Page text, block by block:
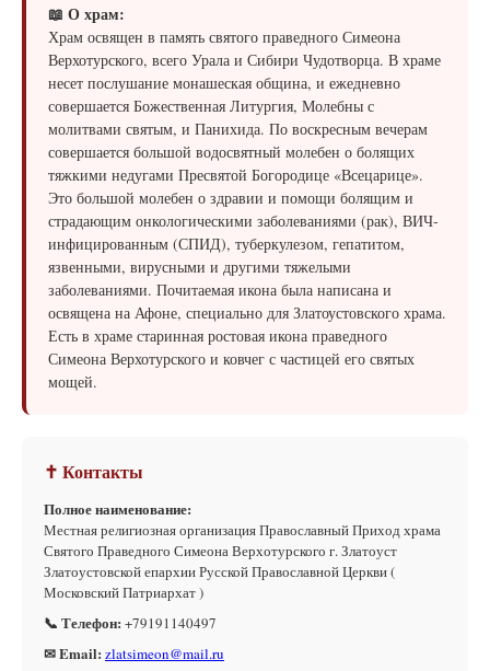
📖 О храм:
Храм освящен в память святого праведного Симеона
Верхотурского, всего Урала и Сибири Чудотворца. В храме
несет послушание монашеская община, и ежедневно
совершается Божественная Литургия, Молебны с
молитвами святым, и Панихида. По воскресным вечерам
совершается большой водосвятный молебен о болящих
тяжкими недугами Пресвятой Богородице «Всецарице».
Это большой молебен о здравии и помощи болящим и
страдающим онкологическими заболеваниями (рак), ВИЧ-
инфицированным (СПИД), туберкулезом, гепатитом,
язвенными, вирусными и другими тяжелыми
заболеваниями. Почитаемая икона была написана и
освящена на Афоне, специально для Златоустовского храма.
Есть в храме старинная ростовая икона праведного
Симеона Верхотурского и ковчег с частицей его святых
мощей.
✝ Контакты
Полное наименование:
Местная религиозная организация Православный Приход храма
Святого Праведного Симеона Верхотурского г. Златоуст
Златоустовской епархии Русской Православной Церкви (
Московский Патриархат )
📞 Телефон: +79191140497
✉ Email: zlatsimeon@mail.ru